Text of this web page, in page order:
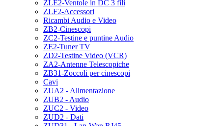
ZLE2-Ventole in DC 3 fili
ZLF2-Accessori
Ricambi Audio e Video
ZB2-Cinescopi
ZC2-Testine e puntine Audio
ZE2-Tuner TV
ZD2-Testine Video (VCR)
ZA2-Antenne Telescopiche
ZB31-Zoccoli per cinescopi
Cavi
ZUA2 - Alimentazione
ZUB2 - Audio
ZUC2 - Video
ZUD2 - Dati